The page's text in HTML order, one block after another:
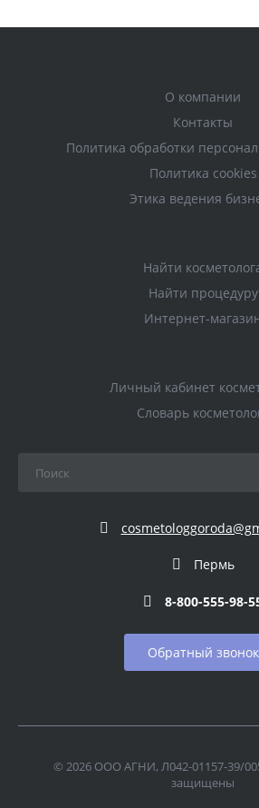
О компании
Контакты
Политика обработки
Политика cookies
Этика ведения
Найти
Найти процедуру
Интернет-
Личный кабинет
Словарь
Пермь
8-800-555-98-
Обратный звонок
© 2026 ООО АГНИ, Л042-01157-39/
защищены